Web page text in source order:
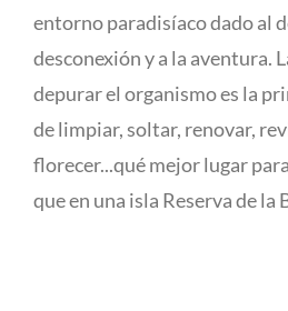
entorno paradisíaco dado al
desconexión y a la aventura.
depurar el organismo es la
de limpiar, soltar, renovar,
florecer...qué mejor lugar
que en una isla Reserva de la